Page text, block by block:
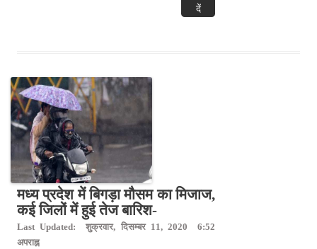
दें
मध्य प्रदेश में बिगड़ा मौसम का मिजाज,
कई जिलों में हुई तेज बारिश-
Last Updated: शुक्रवार, दिसम्बर 11, 2020 6:52
अपराह्न